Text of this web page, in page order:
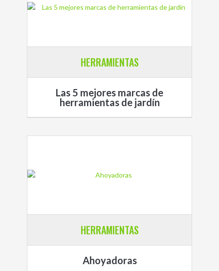
HERRAMIENTAS
Las 5 mejores marcas de
herramientas de jardín
HERRAMIENTAS
Ahoyadoras